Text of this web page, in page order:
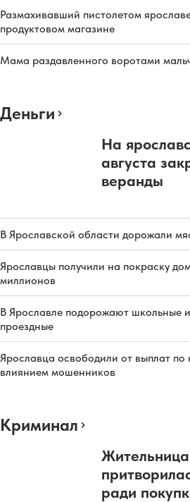
Размахивавший пистолетом
продуктовом магазине
Мама раздавленного воротами
Деньги
На
августа
веранды
В Ярославской области дорожали
Ярославцы получили на покраску
миллионов
В Ярославле подорожают школьные
проездные
Ярославца освободили от выплат по
влиянием мошенников
Криминал
ради